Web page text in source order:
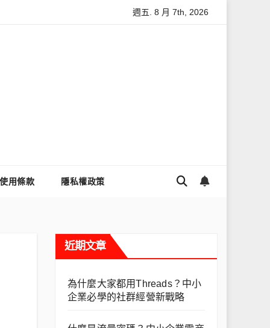
怎麼讓Threads流量變多？高效提升流量的完整教學
週五. 8 月 7th, 2026
使用條款 隱私權政策
近期文章
為什麼大家都用Threads？中小
企業必學的社群經營新戰略